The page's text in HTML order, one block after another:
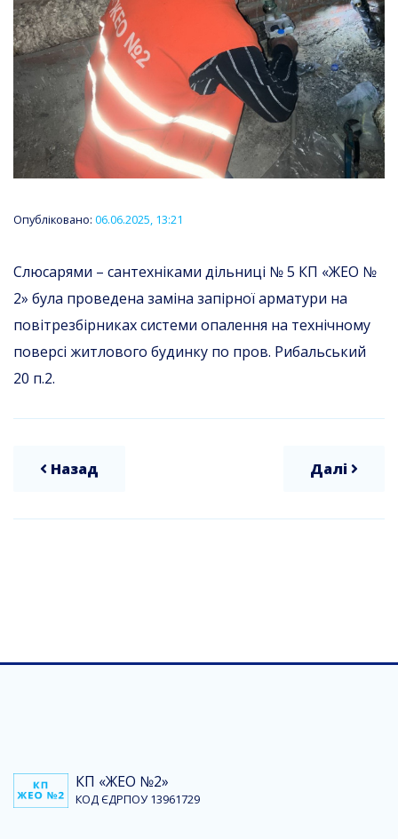
Опубліковано: 06.06.2025, 13:21
Слюсарями – сантехніками дільниці № 5 КП «ЖЕО №
2» була проведена заміна запірної арматури на
повітрезбірниках системи опалення на технічному
поверсі житлового будинку по пров. Рибальський
20 п.2.
Назад Далі
КП «ЖЕО №2»
КОД ЄДРПОУ 13961729